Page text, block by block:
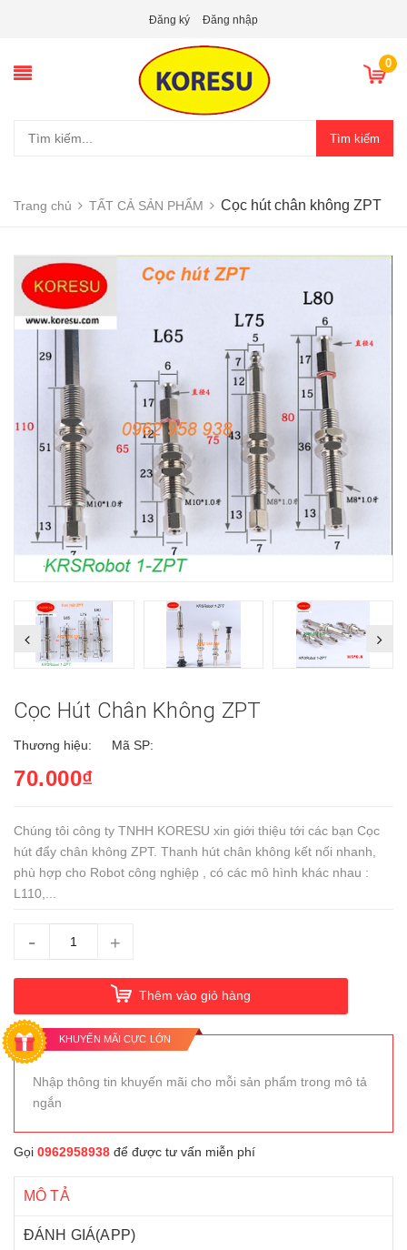
Đăng ký Đăng nhập
0
Tìm kiếm
Trang chủ TẤT CẢ SẢN PHẨM Cọc hút chân không ZPT
Cọc Hút Chân Không ZPT
Thương hiệu: Mã SP:
70.000₫
Chúng tôi công ty TNHH KORESU xin giới thiệu tới các bạn Cọc
hút đẩy chân không ZPT. Thanh hút chân không kết nối nhanh,
phù hợp cho Robot công nghiệp , có các mô hình khác nhau :
L110,...
- +
Thêm vào giỏ hàng
KHUYẾN MÃI CỰC LỚN
Nhập thông tin khuyến mãi cho mỗi sản phẩm trong mô tả
ngắn
Gọi 0962958938 để được tư vấn miễn phí
MÔ TẢ
ĐÁNH GIÁ(APP)